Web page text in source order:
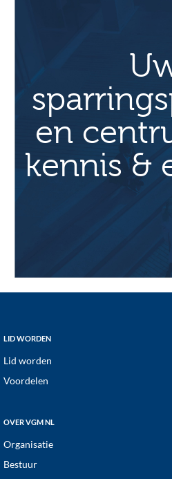
i
g
a
t
en
kennis &
Footer
LID WORDEN
Lid worden
Voordelen
OVER VGM NL
Organisatie
Bestuur